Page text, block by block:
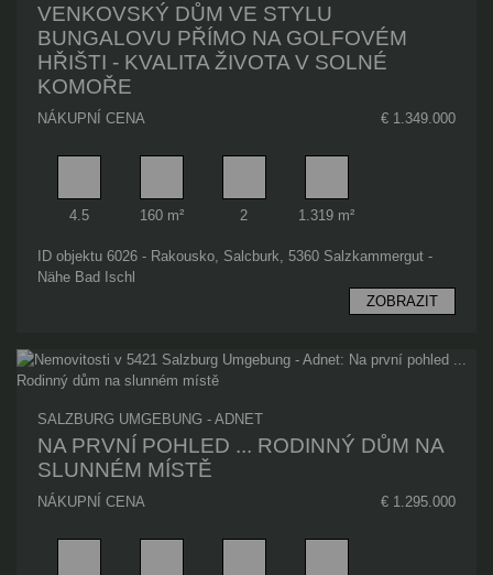
VENKOVSKÝ DŮM VE STYLU
BUNGALOVU PŘÍMO NA GOLFOVÉM
HŘIŠTI - KVALITA ŽIVOTA V SOLNÉ
KOMOŘE
NÁKUPNÍ CENA € 1.349.000
Pokoj
4.5
Obytný prostor
160 m²
Koupelna
2
Plocha pozemku
1.319 m²
ID objektu 6026 - Rakousko, Salcburk, 5360 Salzkammergut -
Nähe Bad Ischl
ZOBRAZIT
SALZBURG UMGEBUNG - ADNET
NA PRVNÍ POHLED ... RODINNÝ DŮM NA
SLUNNÉM MÍSTĚ
NÁKUPNÍ CENA € 1.295.000